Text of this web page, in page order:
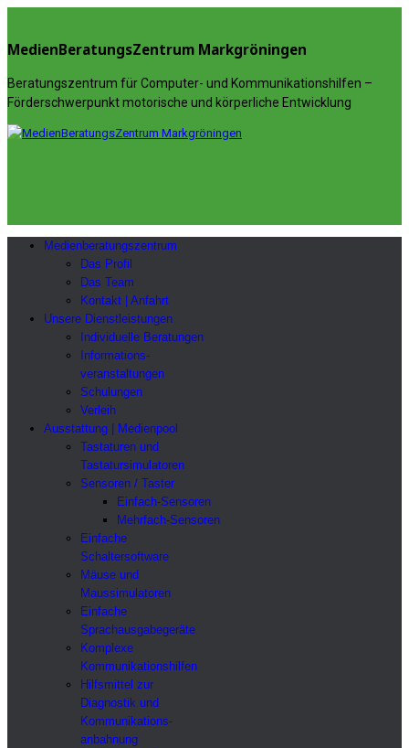
MedienBeratungsZentrum Markgröningen
Beratungszentrum für Computer- und Kommunikationshilfen –
Förderschwerpunkt motorische und körperliche Entwicklung
Medienberatungszentrum
Das Profil
Das Team
Kontakt | Anfahrt
Unsere Dienstleistungen
Individuelle Beratungen
Informations-
veranstaltungen
Schulungen
Verleih
Ausstattung | Medienpool
Tastaturen und
Tastatursimulatoren
Sensoren / Taster
Einfach-Sensoren
Mehrfach-Sensoren
Einfache
Schaltersoftware
Mäuse und
Maussimulatoren
Einfache
Sprachausgabegeräte
Komplexe
Kommunikationshilfen
Hilfsmittel zur
Diagnostik und
Kommunikations-
anbahnung